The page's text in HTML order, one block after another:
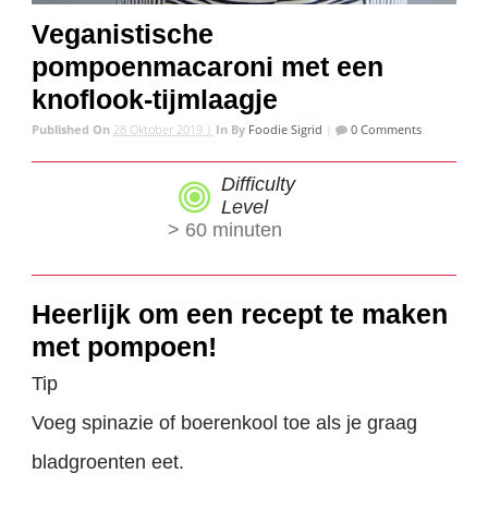
Veganistische
pompoenmacaroni met een
knoflook-tijmlaagje
Published On 28 Oktober 2019 | In By Foodie Sigrid | 0 Comments
Difficulty
Level
> 60 minuten
Heerlijk om een recept te maken
met pompoen!
Tip
Voeg spinazie of boerenkool toe als je graag
bladgroenten eet.